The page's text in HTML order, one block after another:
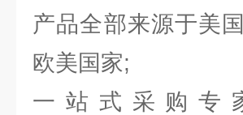
产品全部来源于美
欧美国家;
一站式采购专